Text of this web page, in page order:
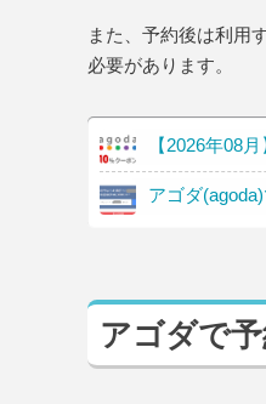
また、予約後は利用
必要があります。
【2026年08
アゴダ
アゴダで